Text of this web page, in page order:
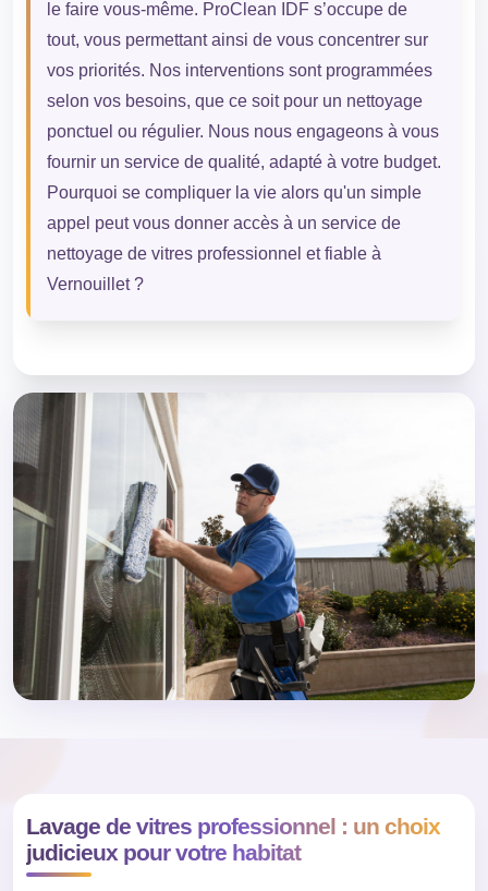
le faire vous-même. ProClean IDF s’occupe de
tout, vous permettant ainsi de vous concentrer sur
vos priorités. Nos interventions sont programmées
selon vos besoins, que ce soit pour un nettoyage
ponctuel ou régulier. Nous nous engageons à vous
fournir un service de qualité, adapté à votre budget.
Pourquoi se compliquer la vie alors qu'un simple
appel peut vous donner accès à un service de
nettoyage de vitres professionnel et fiable à
Vernouillet ?
Lavage de vitres professionnel : un choix
judicieux pour votre habitat